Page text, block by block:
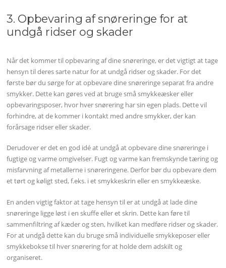
3. Opbevaring af snøreringe for at
undgå ridser og skader
Når det kommer til opbevaring af dine snøreringe, er det vigtigt at tage
hensyn til deres sarte natur for at undgå ridser og skader. For det
første bør du sørge for at opbevare dine snøreringe separat fra andre
smykker. Dette kan gøres ved at bruge små smykkeæsker eller
opbevaringsposer, hvor hver snørering har sin egen plads. Dette vil
forhindre, at de kommer i kontakt med andre smykker, der kan
forårsage ridser eller skader.
Derudover er det en god idé at undgå at opbevare dine snøreringe i
fugtige og varme omgivelser. Fugt og varme kan fremskynde tæring og
misfarvning af metallerne i snøreringene. Derfor bør du opbevare dem
et tørt og køligt sted, f.eks. i et smykkeskrin eller en smykkeæske.
En anden vigtig faktor at tage hensyn til er at undgå at lade dine
snøreringe ligge løst i en skuffe eller et skrin. Dette kan føre til
sammenfiltring af kæder og sten, hvilket kan medføre ridser og skader.
For at undgå dette kan du bruge små individuelle smykkeposer eller
smykkebokse til hver snørering for at holde dem adskilt og
organiseret.